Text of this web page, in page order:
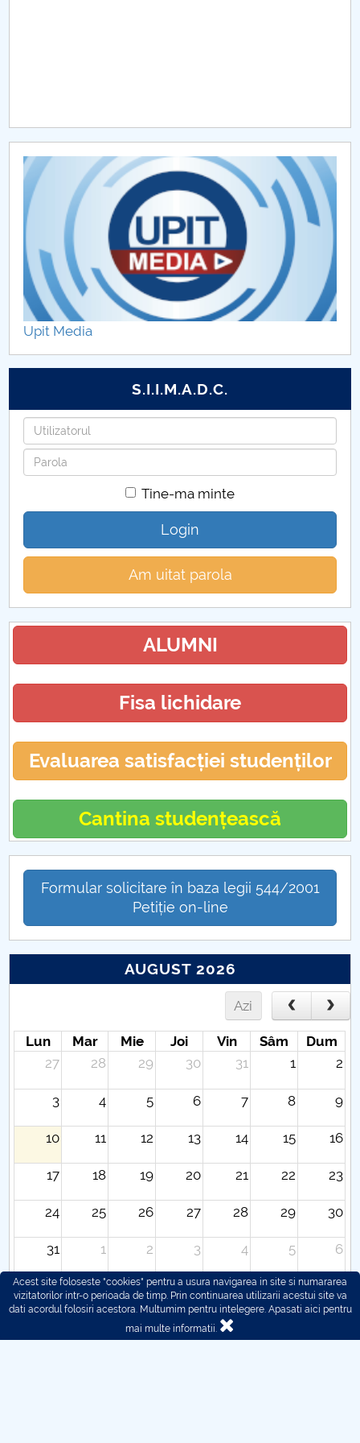
Upit Media
S.I.I.M.A.D.C.
Utilizatorul
Parola
Tine-ma minte
Login
Am uitat parola
ALUMNI
Fisa lichidare
Evaluarea satisfacției studenților
Cantina studențească
Formular solicitare în baza legii 544/2001
Petiție on-line
AUGUST 2026
Azi
Lun Mar Mie Joi Vin Sâm
Dum
27
28 29 30 31 1 2
3 4 5 6 7 8 9
10 11 12 13 14 15 16
17 18 19 20 21 22 23
24 25 26 27 28 29 30
31 1 2 3 4 5 6
Acest site foloseste "cookies" pentru a usura navigarea in site si numararea
vizitatorilor intr-o perioada de timp. Prin continuarea utilizarii acestui site va
dati acordul folosiri acestora. Multumim pentru intelegere. Apasati aici pentru
mai multe informatii.